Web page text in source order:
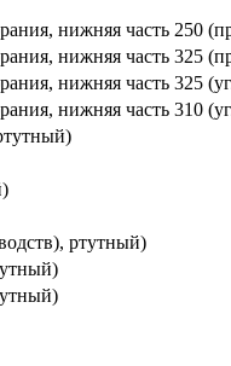
нижняя часть 250
нижняя часть 325
нижняя часть 325
нижняя часть 310
ртутный)